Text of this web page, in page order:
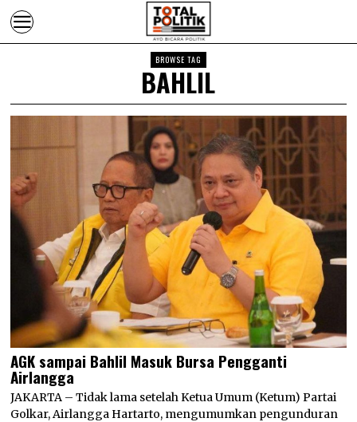
BROWSE TAG
BAHLIL
AGK sampai Bahlil Masuk Bursa Pengganti
Airlangga
JAKARTA – Tidak lama setelah Ketua Umum (Ketum) Partai
Golkar, Airlangga Hartarto, mengumumkan pengunduran